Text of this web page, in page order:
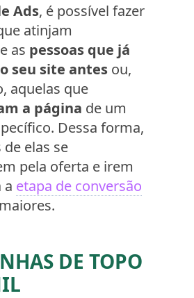
Ads, é possível fazer
atinjam
as pessoas que já
seu site antes ou,
aquelas que
a página de um
Dessa forma,
de elas se
pela oferta e irem
a etapa de conversão
DE TOPO